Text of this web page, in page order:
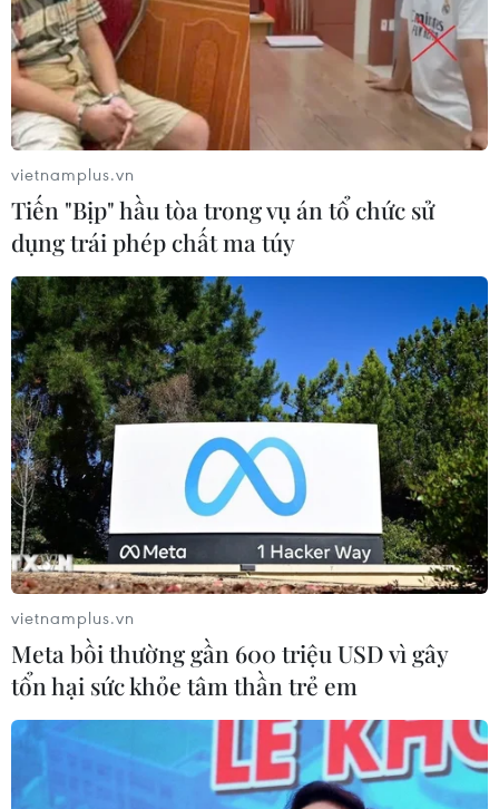
vietnamplus.vn
Tiến "Bịp" hầu tòa trong vụ án tổ chức sử
dụng trái phép chất ma túy
vietnamplus.vn
Meta bồi thường gần 600 triệu USD vì gây
tổn hại sức khỏe tâm thần trẻ em